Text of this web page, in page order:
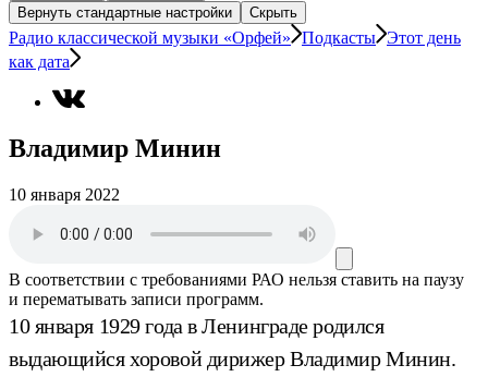
Вернуть стандартные настройки
Скрыть
Радио классической музыки «Орфей» Подкасты Этот день
как дата
Владимир Минин
10 января 2022
В соответствии с требованиями РАО нельзя ставить на паузу
и перематывать записи программ.
10 января 1929 года в Ленинграде родился
выдающийся хоровой дирижер Владимир Минин.